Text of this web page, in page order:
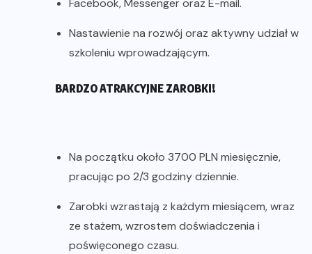
Nastawienie na rozwój oraz aktywny udział w
szkoleniu wprowadzającym.
BARDZO ATRAKCYJNE ZAROBKI!
Na początku około 3700 PLN miesięcznie,
pracując po 2/3 godziny dziennie.
Zarobki wzrastają z każdym miesiącem, wraz
ze stażem, wzrostem doświadczenia i
poświęconego czasu.